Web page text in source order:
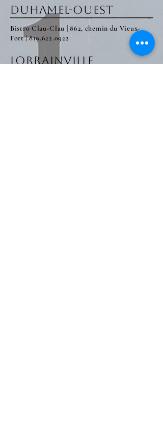
duhamel-ouest
Bistro Clau-Clau | 862, chemin du Vieux-
Fort |819.622.0922
Lorrainville